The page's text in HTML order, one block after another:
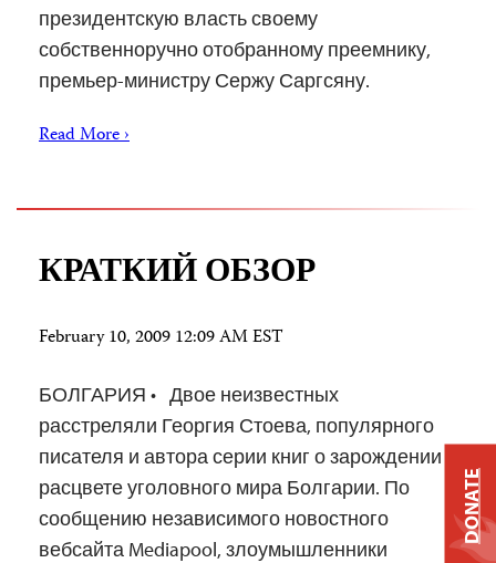
президентскую власть своему
собственноручно отобранному преемнику,
премьер-министру Сержу Саргсяну.
Read More ›
КРАТКИЙ ОБЗОР
February 10, 2009 12:09 AM EST
БОЛГАРИЯ • Двое неизвестных
расстреляли Георгия Стоева, популярного
писателя и автора серии книг о зарождении и
расцвете уголовного мира Болгарии. По
сообщению независимого новостного
вебсайта Mediapool, злоумышленники
DONATE